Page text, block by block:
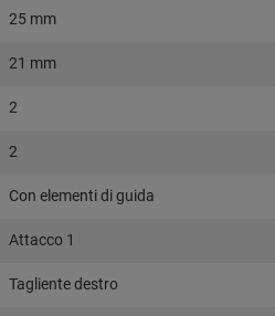
25 mm
21 mm
2
2
Con elementi di guida
Attacco 1
Tagliente destro